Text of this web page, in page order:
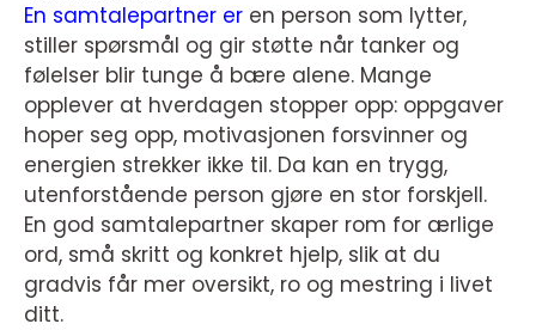
En samtalepartner er en person som lytter,
stiller spørsmål og gir støtte når tanker og
følelser blir tunge å bære alene. Mange
opplever at hverdagen stopper opp: oppgaver
hoper seg opp, motivasjonen forsvinner og
energien strekker ikke til. Da kan en trygg,
utenforstående person gjøre en stor forskjell.
En god samtalepartner skaper rom for ærlige
ord, små skritt og konkret hjelp, slik at du
gradvis får mer oversikt, ro og mestring i livet
ditt.